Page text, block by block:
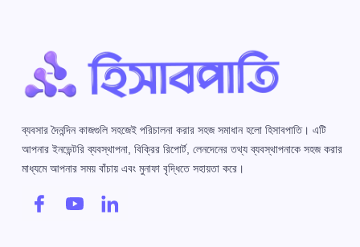
ব্যবসার দৈনন্দিন কাজগুলি সহজেই পরিচালনা করার সহজ সমাধান হলো হিসাবপাতি। এটি
আপনার ইনভেন্টরি ব্যবস্থাপনা, বিক্রির রিপোর্ট, লেনদেনের তথ্য ব্যবস্থাপনাকে সহজ করার
মাধ্যমে আপনার সময় বাঁচায় এবং মুনাফা বৃদ্ধিতে সহায়তা করে।